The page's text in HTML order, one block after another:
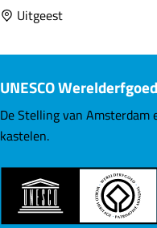
t
e
l
a
n
Uitgeest
UNESCO Werelderfgoed
De Stelling van Amsterdam
kastelen.